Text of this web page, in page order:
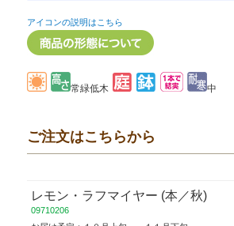
アイコンの説明はこちら
常緑低木 中
ご注文はこちらから
レモン・ラフマイヤー (本／秋)
09710206